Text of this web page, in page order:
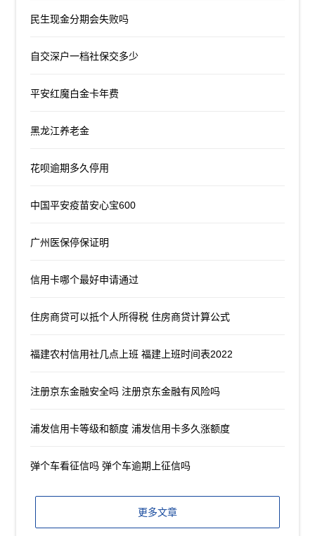
民生现金分期会失败吗
自交深户一档社保交多少
平安红魔白金卡年费
黑龙江养老金
花呗逾期多久停用
中国平安疫苗安心宝600
广州医保停保证明
信用卡哪个最好申请通过
住房商贷可以抵个人所得税 住房商贷计算公式
福建农村信用社几点上班 福建上班时间表2022
注册京东金融安全吗 注册京东金融有风险吗
浦发信用卡等级和额度 浦发信用卡多久涨额度
弹个车看征信吗 弹个车逾期上征信吗
更多文章